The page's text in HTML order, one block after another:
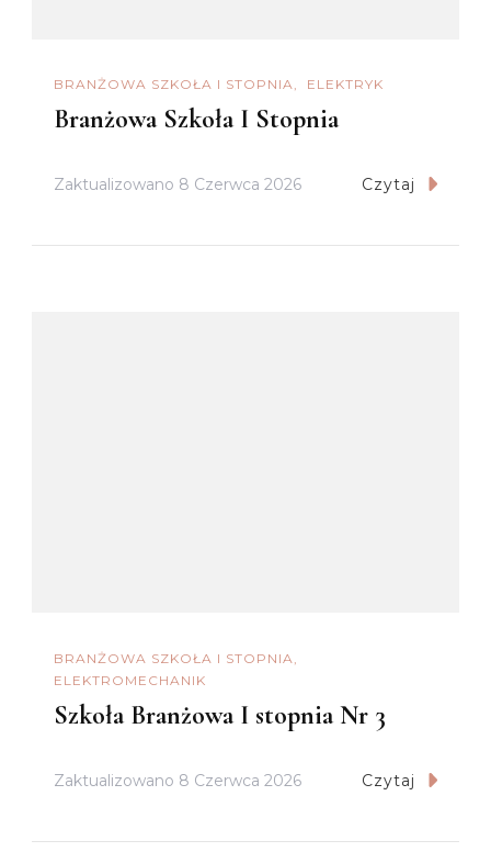
BRANŻOWA SZKOŁA I STOPNIA ELEKTRYK
Branżowa Szkoła I Stopnia
Zaktualizowano 8 Czerwca 2026 Czytaj
BRANŻOWA SZKOŁA I STOPNIA
ELEKTROMECHANIK
Szkoła Branżowa I stopnia Nr 3
Zaktualizowano 8 Czerwca 2026 Czytaj